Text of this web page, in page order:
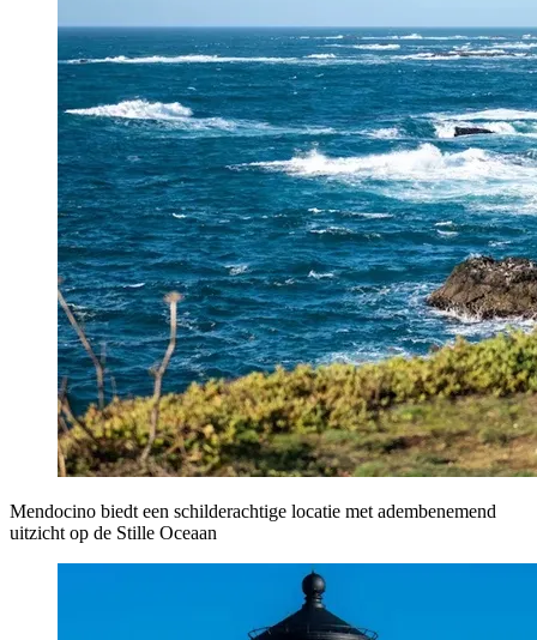
Mendocino biedt een schilderachtige locatie met adembenemend
uitzicht op de Stille Oceaan